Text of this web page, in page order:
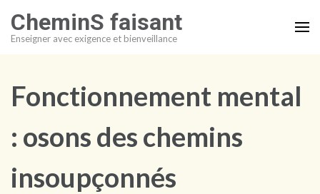
au
contenu
Entrée)
CheminS faisant
Enseigner avec exigence et bienveillance
Fonctionnement mental
: osons des chemins
insoupçonnés